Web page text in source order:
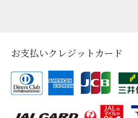
お支払いクレジットカード